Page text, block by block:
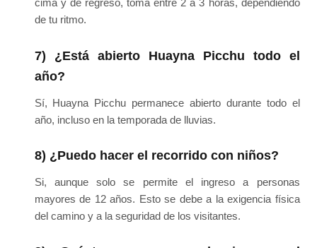
cima y de regreso, toma entre 2 a 3 horas, dependiendo
de tu ritmo.
7) ¿Está abierto Huayna Picchu todo el
año?
Sí, Huayna Picchu permanece abierto durante todo el
año, incluso en la temporada de lluvias.
8) ¿Puedo hacer el recorrido con niños?
Si, aunque solo se permite el ingreso a personas
mayores de 12 años. Esto se debe a la exigencia física
del camino y a la seguridad de los visitantes.